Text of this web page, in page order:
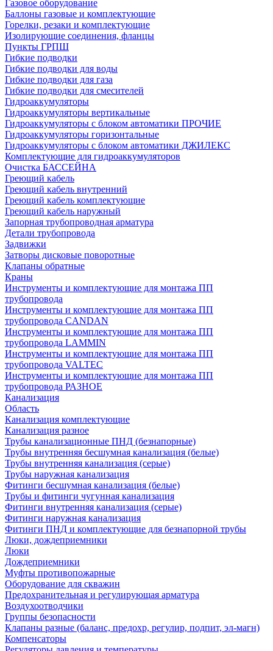
Газовое оборудование
Баллоны газовые и комплектующие
Горелки, резаки и комплектующие
Изолирующие соединения, фланцы
Пункты ГРПШ
Гибкие подводки
Гибкие подводки для воды
Гибкие подводки для газа
Гибкие подводки для смесителей
Гидроаккумуляторы
Гидроаккумуляторы вертикальные
Гидроаккумуляторы с блоком автоматики ПРОЧИЕ
Гидроаккумуляторы горизонтальные
Гидроаккумуляторы с блоком автоматики ДЖИЛЕКС
Комплектующие для гидроаккумуляторов
Очистка БАССЕЙНА
Греющий кабель
Греющий кабель внутренний
Греющий кабель комплектующие
Греющий кабель наружный
Запорная трубопроводная арматура
Детали трубопровода
Задвижки
Затворы дисковые поворотные
Клапаны обратные
Краны
Инструменты и комплектующие для монтажа ПП
трубопровода
Инструменты и комплектующие для монтажа ПП
трубопровода CANDAN
Инструменты и комплектующие для монтажа ПП
трубопровода LAMMIN
Инструменты и комплектующие для монтажа ПП
трубопровода VALTEC
Инструменты и комплектующие для монтажа ПП
трубопровода РАЗНОЕ
Канализация
Область
Канализация комплектующие
Канализация разное
Трубы канализационные ПНД (безнапорные)
Трубы внутренняя бесшумная канализация (белые)
Трубы внутренняя канализация (серые)
Трубы наружная канализация
Фитинги бесшумная канализация (белые)
Трубы и фитинги чугунная канализация
Фитинги внутренняя канализация (серые)
Фитинги наружная канализация
Фитинги ПНД и комплектующие для безнапорной трубы
Люки, дождеприемники
Люки
Дождеприемники
Муфты противопожарные
Оборудование для скважин
Предохранительная и регулирующая арматура
Воздухоотводчики
Группы безопасности
Клапаны разные (баланс, предохр, регулир, подпит, эл-магн)
Компенсаторы